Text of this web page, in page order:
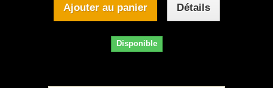
Ajouter au panier Détails
Disponible